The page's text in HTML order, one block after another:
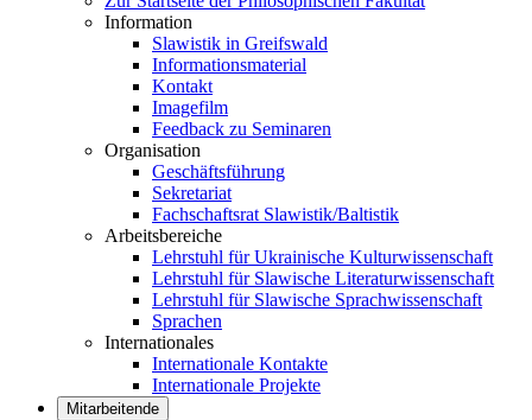
Information
Slawistik in Greifswald
Informationsmaterial
Kontakt
Imagefilm
Feedback zu Seminaren
Organisation
Geschäftsführung
Sekretariat
Fachschaftsrat Slawistik/Baltistik
Arbeitsbereiche
Lehrstuhl für Ukrainische Kulturwissenschaft
Lehrstuhl für Slawische Literaturwissenschaft
Lehrstuhl für Slawische Sprachwissenschaft
Sprachen
Internationales
Internationale Kontakte
Internationale Projekte
Mitarbeitende